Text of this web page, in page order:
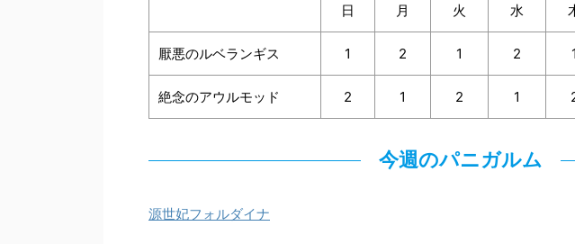
日
月
火
水
厭悪のルベランギス 1 2 1 2 1
絶念のアウルモッド 2 1 2 1
今週のパニガルム
源世妃フォルダイナ